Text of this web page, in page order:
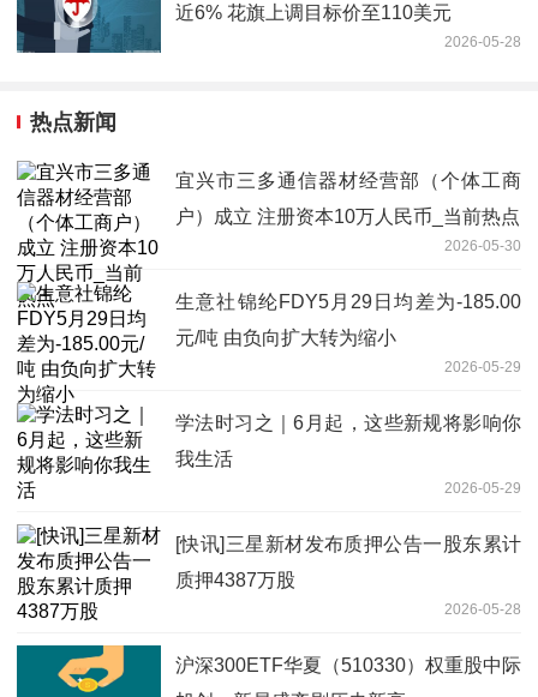
近6% 花旗上调目标价至110美元
2026-05-28
热点新闻
宜兴市三多通信器材经营部（个体工商
户）成立 注册资本10万人民币_当前热点
2026-05-30
生意社锦纶FDY5月29日均差为-185.00
元/吨 由负向扩大转为缩小
2026-05-29
学法时习之｜6月起，这些新规将影响你
我生活
2026-05-29
[快讯]三星新材发布质押公告一股东累计
质押4387万股
2026-05-28
沪深300ETF华夏（510330）权重股中际